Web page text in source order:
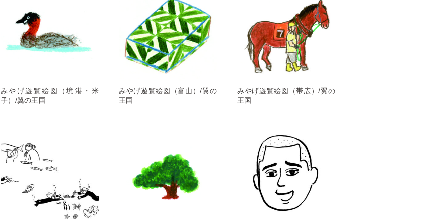
みやげ遊覧絵図（境港・米
子）/翼の王国
みやげ遊覧絵図（富山）/翼の
王国
みやげ遊覧絵図（帯広）/翼の
王国